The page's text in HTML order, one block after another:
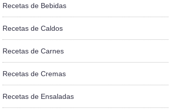
Recetas de Bebidas
Recetas de Caldos
Recetas de Carnes
Recetas de Cremas
Recetas de Ensaladas